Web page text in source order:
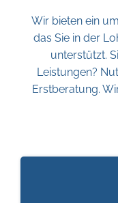
Wir bieten ein
das Sie in der
unterstützt.
Leistungen?
Erstberatung.